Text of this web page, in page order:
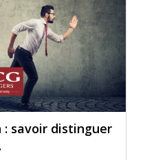
savoir distinguer